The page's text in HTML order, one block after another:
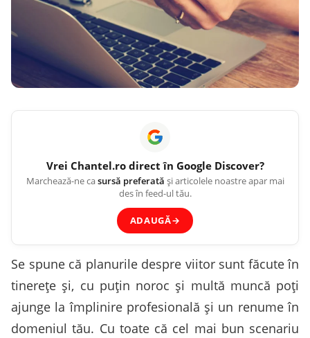
Vrei Chantel.rodirect în Google Discover?
Marchează-ne casursă preferată și articolele noastre apar mai
des în feed-ul tău.
ADAUGĂ→
Se spune că planurile despre viitor sunt făcute în
tinerețe și, cu puțin noroc și multă muncă poți
ajunge la împlinire profesională și un renume în
domeniul tău. Cu toate că cel mai bun scenariu